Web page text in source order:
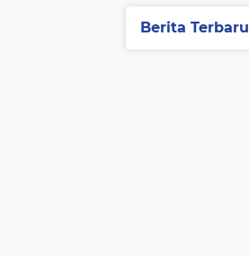
Berita Terbaru